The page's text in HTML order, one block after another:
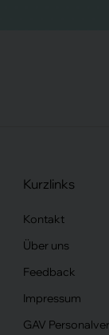
Kurzlinks
Kontakt
Über uns
Feedback
Impressum
GAV